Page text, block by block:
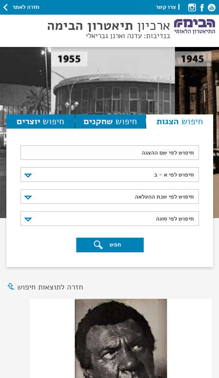
צרו קשר חזרה לאתר
ארכיון תיאטרון הבימה
בנדיבות: עדנה וארנן גבריאלי
חיפוש הצגות חיפוש שחקנים חיפוש יוצרים
חיפוש לפי שם ההצגה
חיפוש לפי א - ב
חיפוש לפי א - ב
חיפוש לפי שנת ההעלאה
חיפוש לפי שנת ההעלאה
חיפוש לפי סוגה
חיפוש לפי סוגה
חפש
חזרה לתוצאות חיפוש